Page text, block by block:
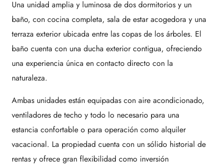
Una unidad amplia y luminosa de dos dormitorios y un
baño, con cocina completa, sala de estar acogedora y una
terraza exterior ubicada entre las copas de los árboles. El
baño cuenta con una ducha exterior contigua, ofreciendo
una experiencia única en contacto directo con la
naturaleza.
Ambas unidades están equipadas con aire acondicionado,
ventiladores de techo y todo lo necesario para una
estancia confortable o para operación como alquiler
vacacional. La propiedad cuenta con un sólido historial de
rentas y ofrece gran flexibilidad como inversión